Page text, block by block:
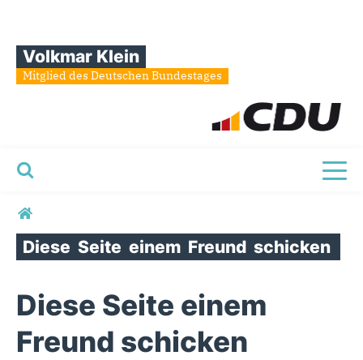
Volkmar Klein
Mitglied des Deutschen Bundestages
Sie sind hier
Diese Seite einem Freund schicken
Diese Seite einem
Freund schicken